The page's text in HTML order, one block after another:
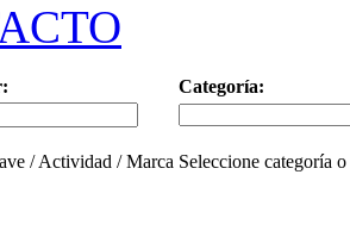
Categoría:
/ Actividad / Marca Seleccione categoría